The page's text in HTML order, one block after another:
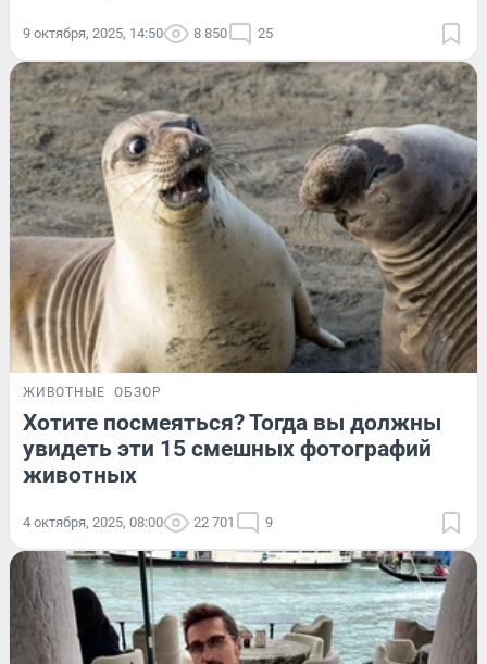
9 октября, 2025, 14:50 8 850 25
ЖИВОТНЫЕ ОБЗОР
Хотите посмеяться? Тогда вы должны
увидеть эти 15 смешных фотографий
животных
4 октября, 2025, 08:00 22 701 9